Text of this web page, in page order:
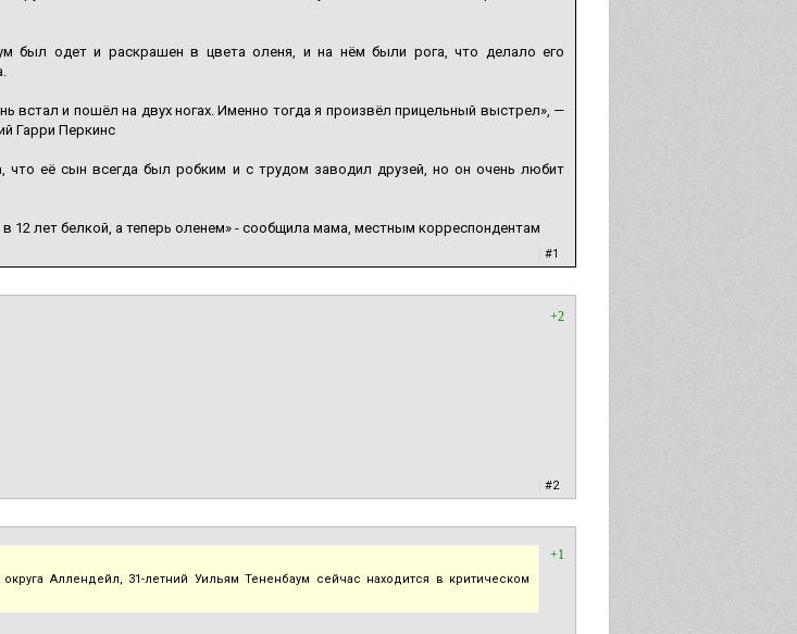
был одет и раскрашен в цвета оленя, и на нём были рога, что делало его
встал и пошёл на двух ногах. Именно тогда я произвёл прицельный выстрел», —
Гарри Перкинс
что её сын всегда был робким и с трудом заводил друзей, но он очень любит
12 лет белкой, а теперь оленем» - сообщила мама, местным корреспондентам
#1
+2
#2
+1
Аллендейл, 31-летний Уильям Тененбаум сейчас находится в критическом